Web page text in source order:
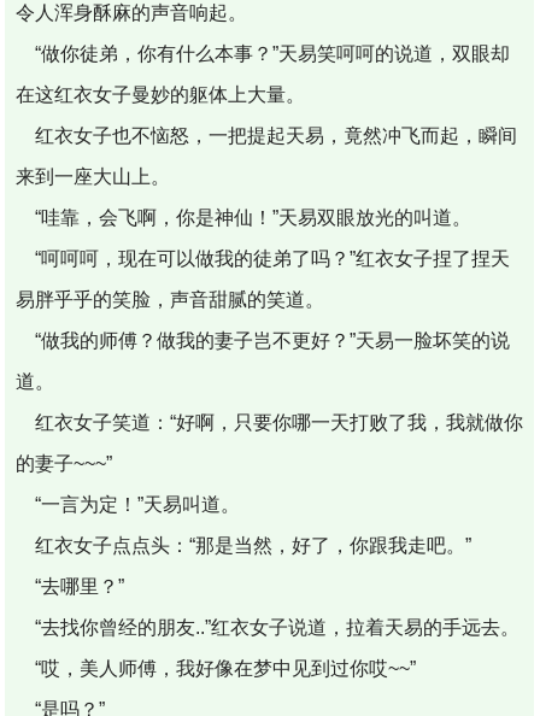
令人浑身酥麻的声音响起。
“做你徒弟，你有什么本事？”天易笑呵呵的说道，双眼却
在这红衣女子曼妙的躯体上大量。
红衣女子也不恼怒，一把提起天易，竟然冲飞而起，瞬间
来到一座大山上。
“哇靠，会飞啊，你是神仙！”天易双眼放光的叫道。
“呵呵呵，现在可以做我的徒弟了吗？”红衣女子捏了捏天
易胖乎乎的笑脸，声音甜腻的笑道。
“做我的师傅？做我的妻子岂不更好？”天易一脸坏笑的说
道。
红衣女子笑道：“好啊，只要你哪一天打败了我，我就做你
的妻子~~~”
“一言为定！”天易叫道。
红衣女子点点头：“那是当然，好了，你跟我走吧。”
“去哪里？”
“去找你曾经的朋友..”红衣女子说道，拉着天易的手远去。
“哎，美人师傅，我好像在梦中见到过你哎~~”
“是吗？”